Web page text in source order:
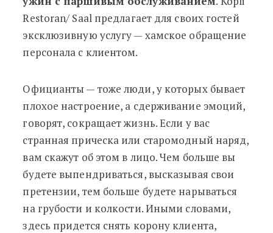
Restoran/ Saal предлагает для своих гостей
эксклюзивную услугу — хамское обращение
персонала с клиентом.
Официанты — тоже люди, у которых бывает
плохое настроение, а сдерживание эмоций,
говорят, сокращает жизнь. Если у вас
странная прическа или старомодный наряд,
вам скажут об этом в лицо. Чем больше вы
будете выпендриваться, высказывая свои
претензии, тем больше будете нарываться
на грубости и колкости. Иными словами,
здесь придется снять корону клиента,